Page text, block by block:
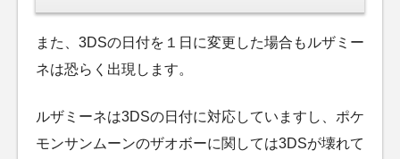
また、3DSの日付を１日に変更した場合もルザミー
ネは恐らく出現します。
ルザミーネは3DSの日付に対応していますし、ポケ
モンサンムーンのザオボーに関しては3DSが壊れて